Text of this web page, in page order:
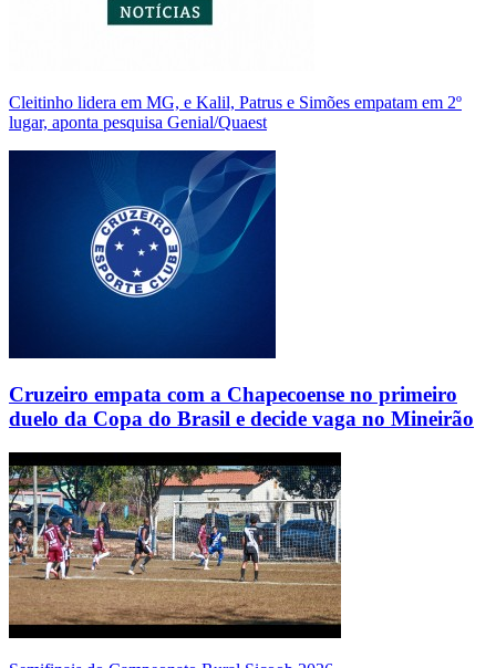
Cleitinho lidera em MG, e Kalil, Patrus e Simões empatam em 2º
lugar, aponta pesquisa Genial/Quaest
Cruzeiro empata com a Chapecoense no primeiro
duelo da Copa do Brasil e decide vaga no Mineirão